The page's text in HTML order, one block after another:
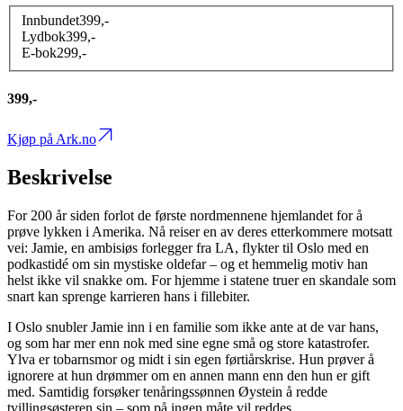
Innbundet399,-
Lydbok399,-
E-bok299,-
399,-
Kjøp på Ark.no
Beskrivelse
For 200 år siden forlot de første nordmennene hjemlandet for å
prøve lykken i Amerika. Nå reiser en av deres etterkommere motsatt
vei: Jamie, en ambisiøs forlegger fra LA, flykter til Oslo med en
podkastidé om sin mystiske oldefar – og et hemmelig motiv han
helst ikke vil snakke om. For hjemme i statene truer en skandale som
snart kan sprenge karrieren hans i fillebiter.
I Oslo snubler Jamie inn i en familie som ikke ante at de var hans,
og som har mer enn nok med sine egne små og store katastrofer.
Ylva er tobarnsmor og midt i sin egen førtiårskrise. Hun prøver å
ignorere at hun drømmer om en annen mann enn den hun er gift
med. Samtidig forsøker tenåringssønnen Øystein å redde